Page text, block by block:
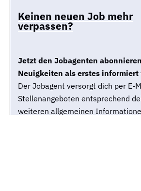
Keinen neuen Job mehr
verpassen?
Jetzt den Jobagenten
Neuigkeiten als erstes informiert
Der Jobagent versorgt dich per E-
Stellenangeboten entsprechend
weiteren allgemeinen